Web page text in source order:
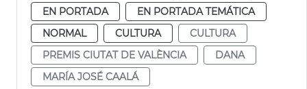
EN PORTADA
EN PORTADA TEMÁTICA
NORMAL
CULTURA
CULTURA
PREMIS CIUTAT DE VALÈNCIA
DANA
MARÍA JOSÉ CAALÁ